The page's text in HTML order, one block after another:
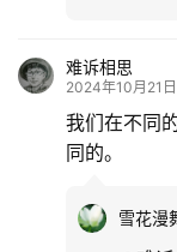
难诉相思
2024年10月21
我们在不同
同的。
雪花漫